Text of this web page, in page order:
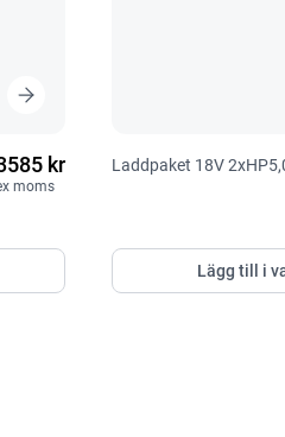
kr
moms
Laddpaket 18V
Lägg till i